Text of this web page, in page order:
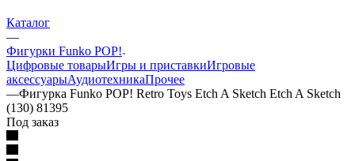
Каталог
—
Фигурки Funko POP!
Цифровые товарыИгры и приставкиИгровые
аксессуарыАудиотехникаПрочее
—Фигурка Funko POP! Retro Toys Etch A Sketch Etch A Sketch
(130) 81395
Под заказ